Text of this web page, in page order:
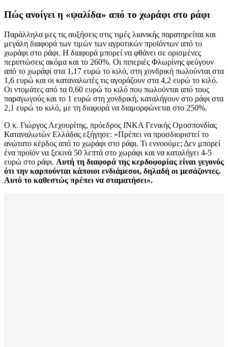
Πώς ανοίγει η «ψαλίδα» από το χωράφι στο ράφι
Παράλληλα μες τις αυξήσεις στις τιμές λιανικής παρατηρείται και
μεγάλη διαφορά των τιμών των αγροτικών προϊόντων από το
χωράφι στο ράφι. Η διαφορά μπορεί να φθάνει σε ορισμένες
περιπτώσεις ακόμα και το 260%. Οι πιπεριές Φλωρίνης φεύγουν
από το χωράφι στα 1,17 ευρώ το κιλό, στη χονδρική πωλούνται στα
1,6 ευρώ και οι καταναλωτές τις αγοράζουν στα 4,2 ευρώ το κιλό.
Οι ντομάτες από τα 0,60 ευρώ το κιλό που πωλούνται από τους
παραγωγούς και το 1 ευρώ στη χονδρική, καταλήγουν στο ράφι στα
2,1 ευρώ το κιλό, με τη διαφορά να διαμορφώνεται στο 250%.
Ο κ. Γιώργος Λεχουρίτης, πρόεδρος ΙΝΚΑ Γενικής Ομοσπονδίας
Καταναλωτών Ελλάδας εξήγησε: «Πρέπει να προσδιοριστεί το
ανώτατο κέρδος από το χωράφι στο ράφι. Τι εννοούμε; Δεν μπορεί
ένα προϊόν να ξεκινά 50 λεπτά στο χωράφι και να καταλήγει 4-5
ευρώ στο ράφι. Αυτή τη διαφορά της κερδοφορίας είναι γεγονός
ότι την καρπούνται κάποιοι ενδιάμεσοι, δηλαδή οι μεσάζοντες.
Αυτό το καθεστώς πρέπει να σταματήσει».